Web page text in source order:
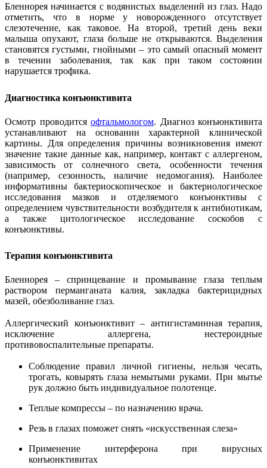
Бленнорея начинается с водянистых выделений из глаз. Надо
отметить, что в норме у новорожденного отсутствует
слезотечение, как таковое. На второй, третий день веки
малыша опухают, глаза больше не открываются. Выделения
становятся густыми, гнойными – это самый опасный момент
в течении заболевания, так как при таком состоянии
нарушается трофика.
Диагностика конъюнктивита
Осмотр проводится офтальмологом. Диагноз конъюнктивита
устанавливают на основании характерной клинической
картины. Для определения причины возникновения имеют
значение такие данные как, например, контакт с аллергеном,
зависимость от солнечного света, особенности течения
(например, сезонность, наличие недомогания). Наиболее
информативны бактериоскопическое и бактериологическое
исследования мазков и отделяемого конъюнктивы с
определением чувствительности возбудителя к антибиотикам,
а также цитологическое исследование соскобов с
конъюнктивы.
Терапия конъюнктивита
Бленнорея – спринцевание и промывание глаза теплым
раствором перманганата калия, закладка бактерицидных
мазей, обезболивание глаз.
Аллергический конъюнктивит – антигистаминная терапия,
исключение аллергена, нестероидные
противовоспалительные препараты.
Соблюдение правил личной гигиены, нельзя чесать,
трогать, ковырять глаза немытыми руками. При мытье
рук должно быть индивидуальное полотенце.
Теплые компрессы – по назначению врача.
Резь в глазах поможет снять «искусственная слеза»
Применение интерферона при вирусных
конъюнктивитах